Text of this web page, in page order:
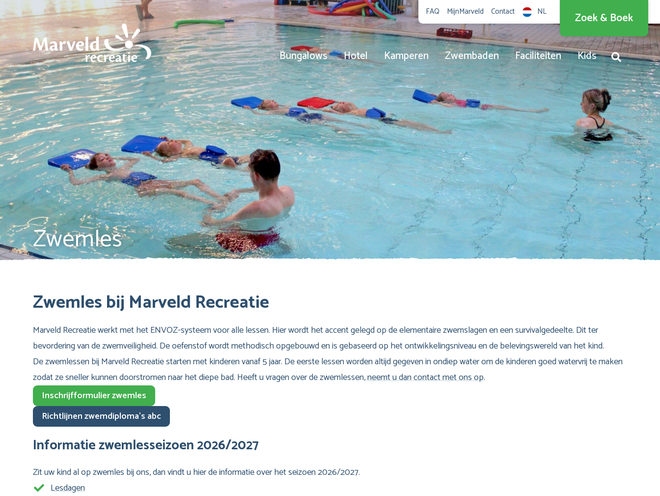
FAQ MijnMarveld Contact
NL
Nederlands
English
Deutsch
Dansk
Zoek & Boek
Bungalows Hotel Kamperen Zwembaden Faciliteiten Kids
Zwemles
Zwemles bij Marveld Recreatie
Marveld Recreatie werkt met het ENVOZ-systeem voor alle lessen. Hier wordt het accent gelegd op de elementaire zwemslagen en een survivalgedeelte. Dit ter
bevordering van de zwemveiligheid. De oefenstof wordt methodisch opgebouwd en is gebaseerd op het ontwikkelingsniveau en de belevingswereld van het kind.
De zwemlessen bij Marveld Recreatie starten met kinderen vanaf 5 jaar. De eerste lessen worden altijd gegeven in ondiep water om de kinderen goed watervrij te maken
zodat ze sneller kunnen doorstromen naar het diepe bad. Heeft u vragen over de zwemlessen,neemt u dan contact met ons op.
Inschrijfformulier zwemles
Richtlijnen zwemdiploma’s abc
Informatie zwemlesseizoen 2026/2027
Zit uw kind al op zwemles bij ons, dan vindt u hier de informatie over het seizoen 2026/2027.
Lesdagen